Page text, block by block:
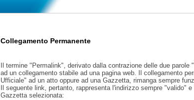
Collegamento Permanente
Il termine "Permalink", derivato dalla contrazione delle due parole "
ad un collegamento stabile ad una pagina web. Il collegamento
Ufficiale" ad un atto oppure ad una Gazzetta, rimanga sempre
Il seguente link, pertanto, rappresenta l'indirizzo sempre
Gazzetta selezionata: